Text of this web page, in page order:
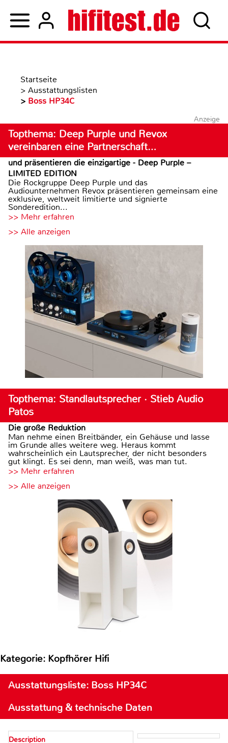
Startseite
> Ausstattungslisten
> Boss HP34C
Anzeige
Topthema: Deep Purple und Revox
vereinbaren eine Partnerschaft…
und präsentieren die einzigartige - Deep Purple –
LIMITED EDITION
Die Rockgruppe Deep Purple und das
Audiounternehmen Revox präsentieren gemeinsam eine
exklusive, weltweit limitierte und signierte
Sonderedition...
>> Mehr erfahren
>> Alle anzeigen
Topthema: Standlautsprecher · Stieb Audio
Patos
Die große Reduktion
Man nehme einen Breitbänder, ein Gehäuse und lasse
im Grunde alles weitere weg. Heraus kommt
wahrscheinlich ein Lautsprecher, der nicht besonders
gut klingt. Es sei denn, man weiß, was man tut.
>> Mehr erfahren
>> Alle anzeigen
Kategorie: Kopfhörer Hifi
Ausstattungsliste: Boss HP34C
Ausstattung & technische Daten
Description